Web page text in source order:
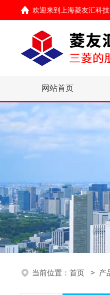
欢迎来到 上海菱友汇科
网站首页
当前位置： 首页 > 产